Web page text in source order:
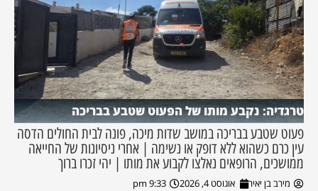
טרגדיה: נקבע מותו של הפעוט שטבע בבריכה
פעוט שטבע בבריכה במושב שדות מיכה, פונה לבית החולים הדסה
עין כרם כשהוא ללא דופק או נשימה | אחרי ניסיונות של החייאה
ממושכים, הרופאים נאלצו לקבוע את מותו | יהי זכרו ברוך
מירב בן יאיר אוגוסט 4, 2026 9:33 pm